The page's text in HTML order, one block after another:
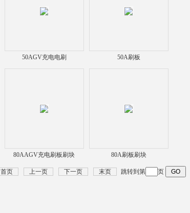
50AGV充电电刷 50A刷板
80AAGV充电刷板刷块 80A刷板刷块
首页 上一页 下一页 末页 跳转到第 页